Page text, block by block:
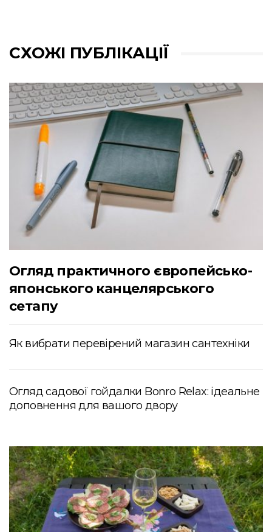
СХОЖІ ПУБЛІКАЦІЇ
Огляд практичного європейсько-
японського канцелярського
сетапу
Як вибрати перевірений магазин сантехніки
Огляд садової гойдалки Bonro Relax: ідеальне
доповнення для вашого двору